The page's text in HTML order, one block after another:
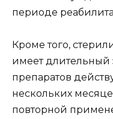
периоде
Кроме того,
имеет длительный
препаратов
нескольких
повторной